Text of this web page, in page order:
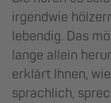
irgendwie
lebendig. Das
lange allein
erklärt Ihnen,
sprachlich,